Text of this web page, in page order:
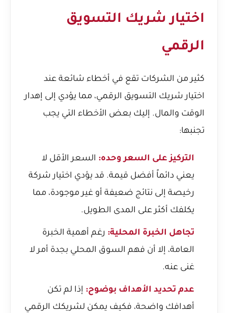
اختيار شريك التسويق
الرقمي
كثير من الشركات تقع في أخطاء شائعة عند
اختيار شريك التسويق الرقمي، مما يؤدي إلى إهدار
الوقت والمال. إليك بعض الأخطاء التي يجب
تجنبها:
التركيز على السعر وحده: السعر الأقل لا
يعني دائماً أفضل قيمة. قد يؤدي اختيار شركة
رخيصة إلى نتائج ضعيفة أو غير موجودة، مما
يكلفك أكثر على المدى الطويل.
تجاهل الخبرة المحلية: رغم أهمية الخبرة
العامة، إلا أن فهم السوق المحلي بجدة أمر لا
غنى عنه.
عدم تحديد الأهداف بوضوح: إذا لم تكن
أهدافك واضحة، فكيف يمكن لشريكك الرقمي